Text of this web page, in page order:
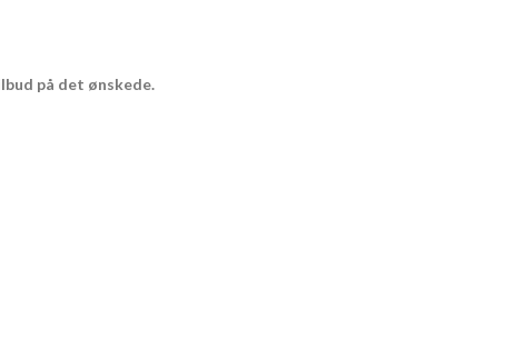
på det ønskede.